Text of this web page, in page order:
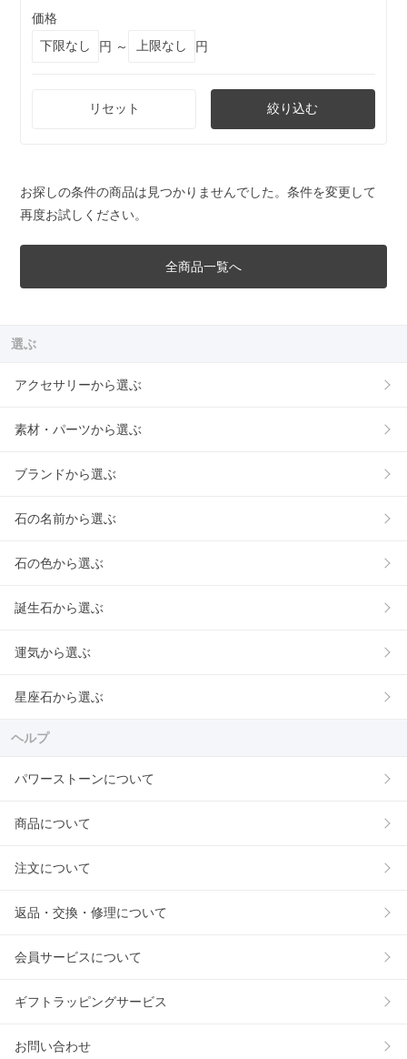
価格
円 ～
円
リセット 絞り込む
お探しの条件の商品は見つかりませんでした。条件を変更して
再度お試しください。
全商品一覧へ
選ぶ
アクセサリーから選ぶ
素材・パーツから選ぶ
ブランドから選ぶ
石の名前から選ぶ
石の色から選ぶ
誕生石から選ぶ
運気から選ぶ
星座石から選ぶ
ヘルプ
パワーストーンについて
商品について
注文について
返品・交換・修理について
会員サービスについて
ギフトラッピングサービス
お問い合わせ